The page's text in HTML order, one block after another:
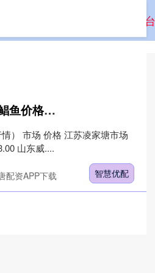
安全的配资平台
智慧优配 2026年2月5日全国主要批发市场鲳鱼价格行情
） 市场 价格 江苏凌家塘市场
山东威....
智慧优配
配资APP下载